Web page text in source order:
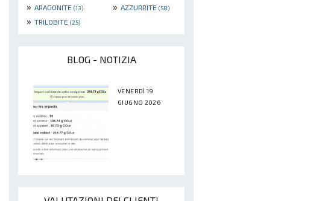
» ARAGONITE (13) » AZZURRITE (58)
» TRILOBITE (25)
BLOG - NOTIZIA
VENERDÌ 19
GIUGNO 2026